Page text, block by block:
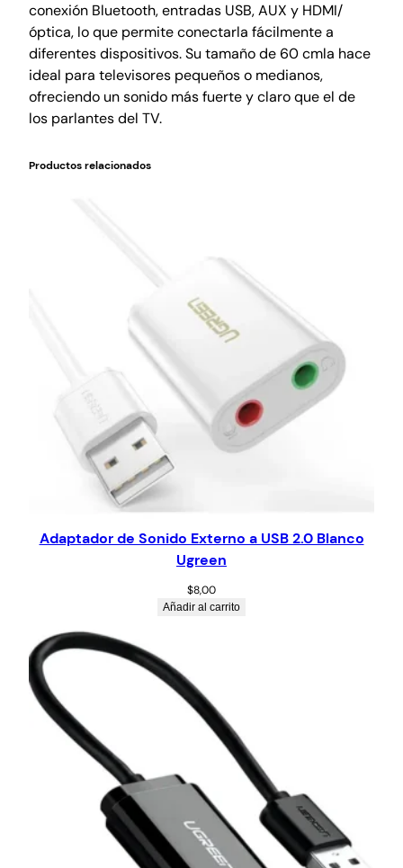
conexión Bluetooth, entradas USB, AUX y HDMI/
óptica, lo que permite conectarla fácilmente a
diferentes dispositivos. Su tamaño de 60 cmla hace
ideal para televisores pequeños o medianos,
ofreciendo un sonido más fuerte y claro que el de
los parlantes del TV.
Productos relacionados
Adaptador de Sonido Externo a USB 2.0 Blanco
Ugreen
$8,00
Añadir al carrito